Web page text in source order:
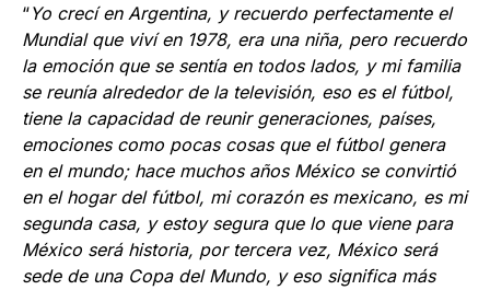
“Yo crecí en Argentina, y recuerdo perfectamente el
Mundial que viví en 1978, era una niña, pero recuerdo
la emoción que se sentía en todos lados, y mi familia
se reunía alrededor de la televisión, eso es el fútbol,
tiene la capacidad de reunir generaciones, países,
emociones como pocas cosas que el fútbol genera
en el mundo; hace muchos años México se convirtió
en el hogar del fútbol, mi corazón es mexicano, es mi
segunda casa, y estoy segura que lo que viene para
México será historia, por tercera vez, México será
sede de una Copa del Mundo, y eso significa más